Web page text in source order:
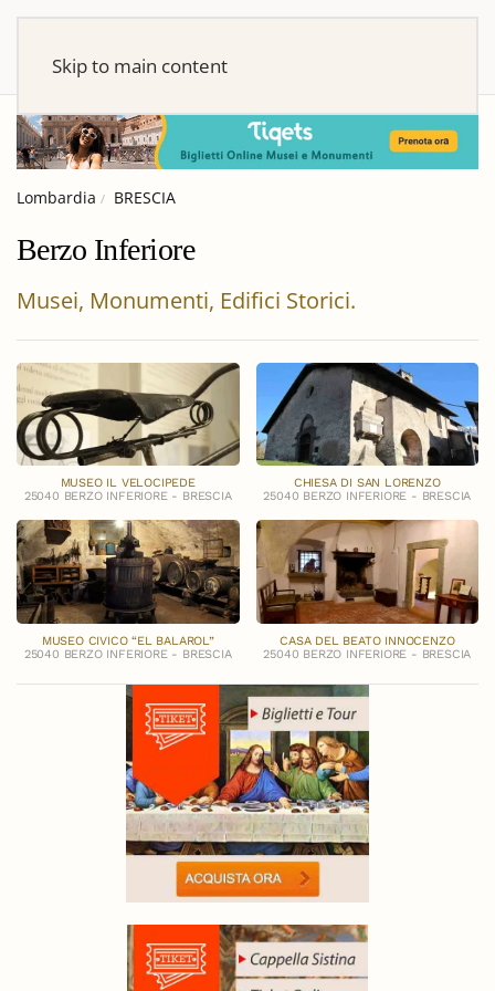
Skip to main content
Lombardia BRESCIA
Berzo Inferiore
Musei, Monumenti, Edifici Storici.
MUSEO IL VELOCIPEDE
25040 BERZO INFERIORE - BRESCIA
CHIESA DI SAN LORENZO
25040 BERZO INFERIORE - BRESCIA
MUSEO CIVICO “EL BALAROL”
25040 BERZO INFERIORE - BRESCIA
CASA DEL BEATO INNOCENZO
25040 BERZO INFERIORE - BRESCIA